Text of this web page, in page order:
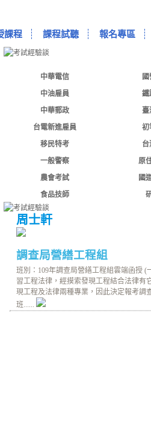
課程 課程試聽 報名專區
中華電信
中油雇員
鐵
中華郵政
臺
台電新進雇員
初
移民特考
台
一般警察 原
農會考試
國
食品技師
周士軒
調查局營繕工程組
班別：109年調查局營繕工程組雲端函授
習工程法律，經摸索發現工程結合法律有
現工程及法律兩種專業，因此決定報考調
班......